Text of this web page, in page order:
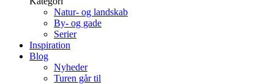
Natur- og landskab
By- og gade
Serier
Inspiration
Blog
Nyheder
Turen går til